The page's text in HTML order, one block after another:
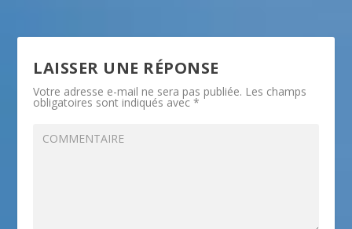
LAISSER UNE RÉPONSE
Votre adresse e-mail ne sera pas publiée. Les champs
obligatoires sont indiqués avec*